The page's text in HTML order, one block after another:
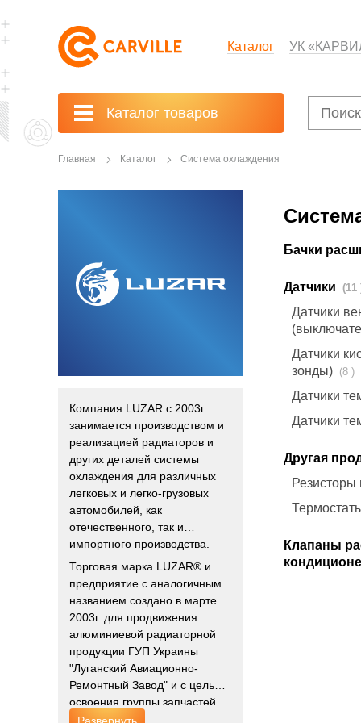
Каталог УК
Каталог товаров
Главная Каталог Система охлаждения
Компания LUZAR с 2003г.
занимается производством и
реализацией радиаторов и
других деталей системы
охлаждения для различных
легковых и легко-грузовых
автомобилей, как
отечественного, так и
импортного производства.
Торговая марка LUZAR® и
предприятие с аналогичным
названием создано в марте
2003г. для продвижения
алюминиевой радиаторной
продукции ГУП Украины
"Луганский Авиационно-
Ремонтный Завод" и с целью
освоения группы запчастей
"системы охлаждения"
Бачки
Датчики
Датчики
Датчики
зонды)
(8 )
Датчики
Датчики
Другая
Резисторы
Клапаны